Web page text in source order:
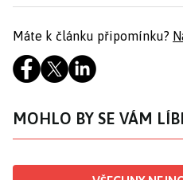
Máte k článku připomínku?
MOHLO BY SE VÁM